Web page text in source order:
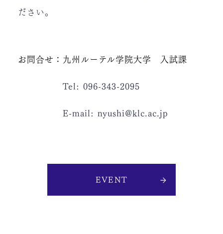
ださい。
お問合せ：九州ルーテル学院大学 入試課
Tel: 096-343-2095
E-mail: nyushi@klc.ac.jp
EVENT